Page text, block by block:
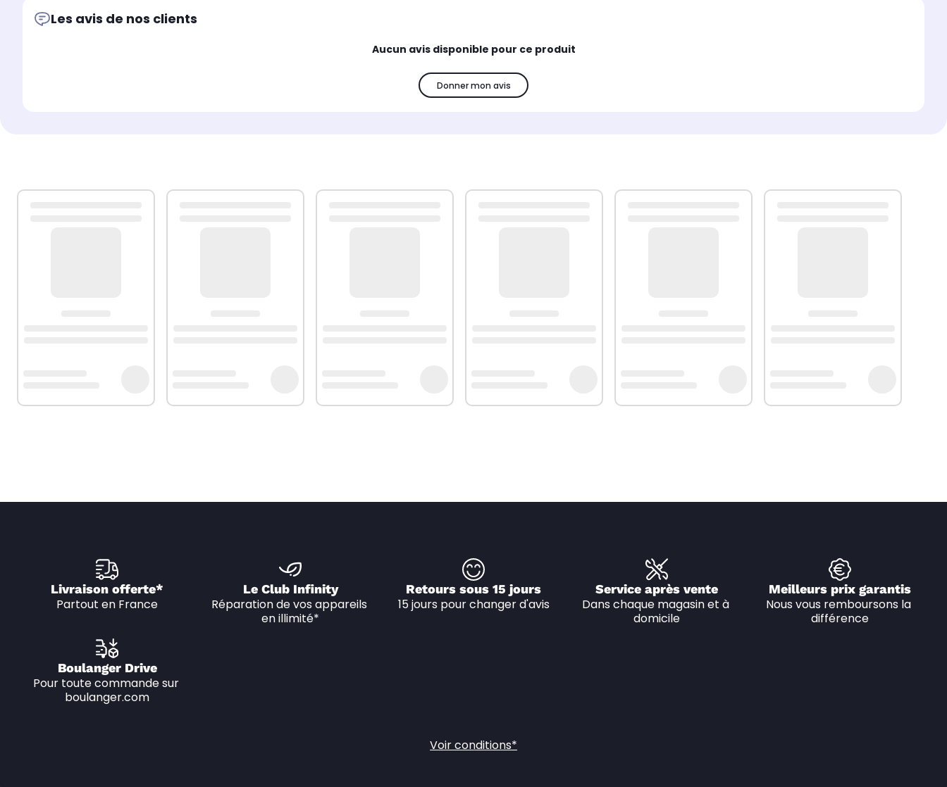
Les avis de nos clients
Aucun avis disponible pour ce produit
Donner mon avis
Livraison offerte*
Partout en France
Le Club Infinity
Réparation de vos appareils
en illimité*
Retours sous 15 jours
15 jours pour changer d'avis
Service après vente
Dans chaque magasin et à
domicile
Meilleurs prix garantis
Nous vous remboursons la
différence
Boulanger Drive
Pour toute commande sur
boulanger.com
Voir conditions*